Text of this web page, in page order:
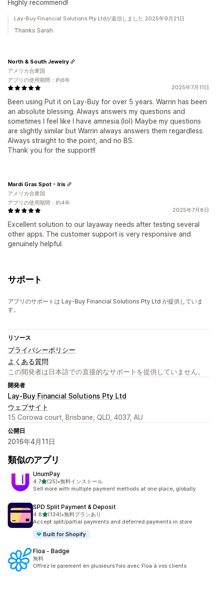
Highly recommend!
Lay-Buy Financial Solutions Pty Ltdが返信しました 2025年9月21日
Thanks Sarah.
2025年7月11日
Been using Put it on Lay-Buy for over 5 years. Warrin has been
an absolute blessing. Always answers my questions and
sometimes I feel like I have amnesia.(lol) Maybe my questions
are slightly similar but Warrin always answers them regardless.
Always straight to the point, and no BS.
Thank you for the support!!
North & South Jewelry
アメリカ合衆国
アプリの使用期間：約6年
2025年7月8日
Excellent solution to our layaway needs after testing several
other apps. The customer support is very responsive and
genuinely helpful.
Mardi Gras Spot - Iris
アメリカ合衆国
アプリの使用期間：約4年
サポート
アプリのサポートは Lay-Buy Financial Solutions Pty Ltd が提供していま
す。
リソース
プライバシーポリシー
よくある質問
この開発者は日本語での直接的なサポートを提供していません。
開発者
Lay-Buy Financial Solutions Pty Ltd
ウェブサイト
15 Corowa court, Brisbane, QLD, 4037, AU
公開日
2016年4月11日
類似のアプリ
UnumPay
4.75つ星中
(25)
合計レビュー数：25件
•無料インストール
Sell more with multiple payment methods at one place, globally
SPD Split Payment & Deposit
4.85つ星中
(134)
合計レビュー数：134件
•無料プランあり
Accept split/partial payments and deferred payments in store
Built for Shopify
Floa ‑ Badge
無料
Offrez le paiement en plusieurs fois avec Floa à vos clients